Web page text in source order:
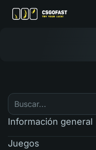
Información general
Juegos